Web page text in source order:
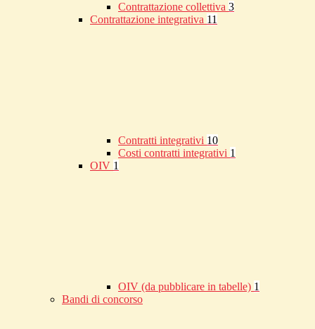
Contrattazione collettiva 3
Contrattazione integrativa 11
Contratti integrativi 10
Costi contratti integrativi 1
OIV 1
OIV (da pubblicare in tabelle) 1
Bandi di concorso